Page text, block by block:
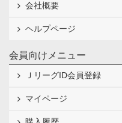
会社概要
ヘルプページ
会員向けメニュー
ＪリーグID会員登録
マイページ